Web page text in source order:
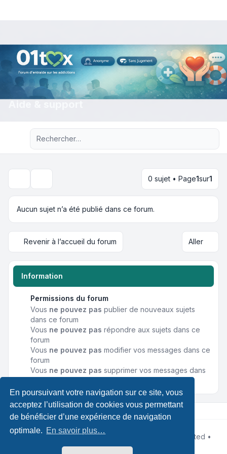
En poursuivant votre navigation sur ce site, vous
acceptez l’utilisation de cookies vous permettant
de bénéficier d’une expérience de navigation
optimale. En savoir plus…
Recherche avancée
0 sujet • Page1sur1
Aucun sujet n’a été publié dans ce forum.
Revenir à l’accueil du forum Aller
Information
Permissions du forum
Vous ne pouvez pas publier de nouveaux sujets
dans ce forum
Vous ne pouvez pas répondre aux sujets dans ce
forum
Vous ne pouvez pas modifier vos messages dans ce
forum
Vous ne pouvez pas supprimer vos messages dans
Développé parphpBB® Forum Software © phpBB Limited •
Leenoz